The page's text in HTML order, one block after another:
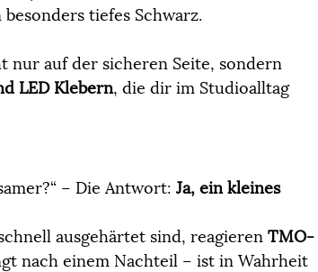
tiefes Schwarz.
nur auf der sicheren Seite, sondern
LED Klebern, die dir im Studioalltag
– Die Antwort: Ja, ein kleines
ausgehärtet sind, reagieren TMO-
nach einem Nachteil – ist in Wahrheit